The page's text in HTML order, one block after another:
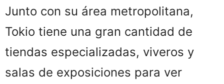
Junto con su área metropolitana,
Tokio tiene una gran cantidad de
tiendas especializadas, viveros y
salas de exposiciones para ver